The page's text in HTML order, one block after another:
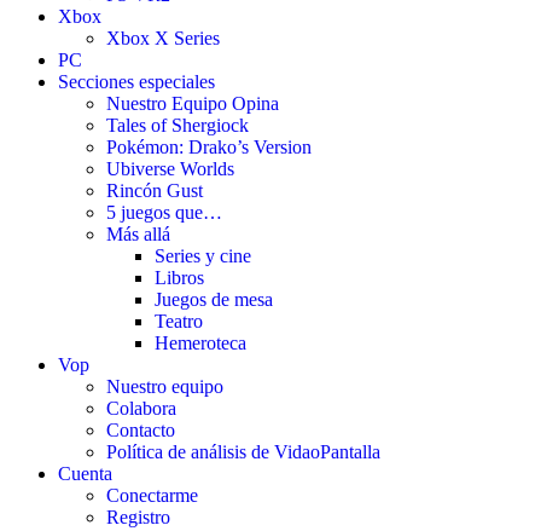
Xbox
Xbox X Series
PC
Secciones especiales
Nuestro Equipo Opina
Tales of Shergiock
Pokémon: Drako’s Version
Ubiverse Worlds
Rincón Gust
5 juegos que…
Más allá
Series y cine
Libros
Juegos de mesa
Teatro
Hemeroteca
Vop
Nuestro equipo
Colabora
Contacto
Política de análisis de VidaoPantalla
Cuenta
Conectarme
Registro